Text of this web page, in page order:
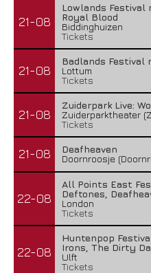
21-08
Lowlands Festival
Royal Blood
Biddinghuizen
Tickets
21-08
Badlands Festival
Lottum
Tickets
21-08
Zuiderpark Live:
Zuiderparktheater
Tickets
21-08
Deafheaven
Doornroosje
22-08
All Points East
Deftones,
London
Tickets
22-08
Huntenpop
Irons, The Dirty
Ulft
Tickets